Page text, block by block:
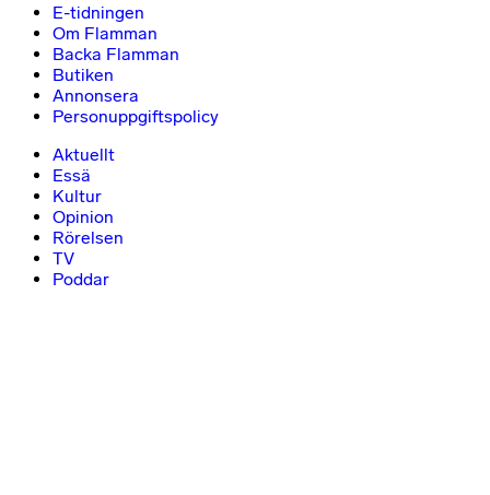
E-tidningen
Om Flamman
Backa Flamman
Butiken
Annonsera
Personuppgiftspolicy
Aktuellt
Essä
Kultur
Opinion
Rörelsen
TV
Poddar